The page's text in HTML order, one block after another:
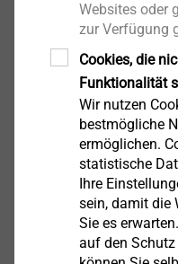
EPD
Bitte beachten Sie:
über
EJOT SBL 140 plus
Websites oder
zur Verfügung
Cookies, die
Funktionalität
Wir nutzen
bestmögliche
ermöglichen.
statistische
Ihre
sein, damit die
Sie es
auf den